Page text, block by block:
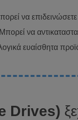
να
να
ευαίσθητα
Drives)